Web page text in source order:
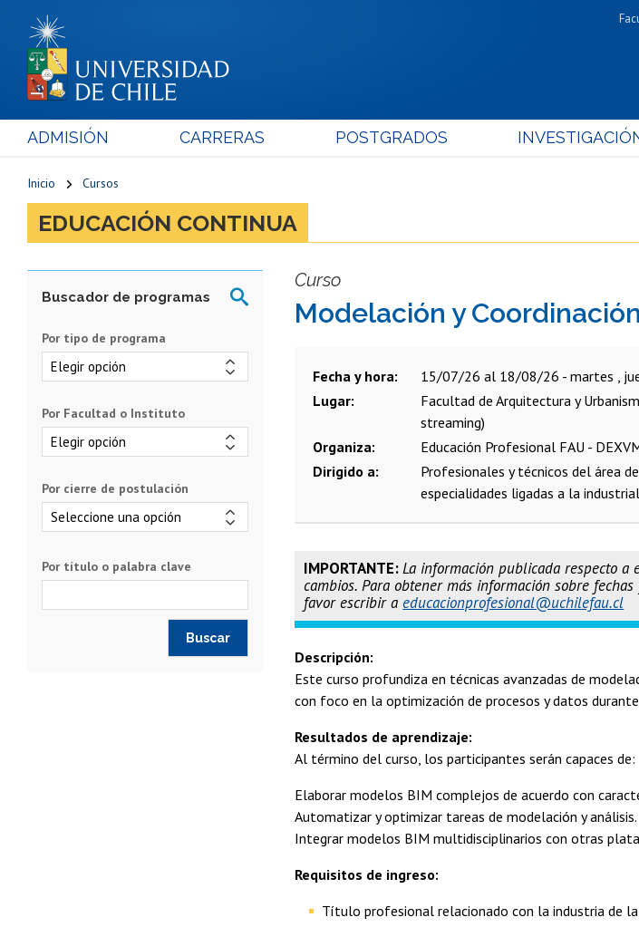
ADMISIÓN CARRERAS POSTGRADOS
Inicio Cursos
EDUCACIÓN CONTINUA
Curso
Modelación y
Fecha y hora
15/07/26 al 18/08/26 - martes ,
Lugar
Facultad de Arquitectura y
streaming)
Organiza
Educación Profesional FAU -
Dirigido a
Profesionales y técnicos del área
especialidades ligadas a la
IMPORTANTE:La información publicada respecto a
cambios. Para obtener más información sobre
favor escribir aeducacionprofesional@uchilefau.cl
Descripción:
Este curso profundiza en técnicas avanzadas de
con foco en la optimización de procesos y datos
Resultados de aprendizaje:
Al término del curso, los participantes serán capaces de:
Elaborar modelos BIM complejos de acuerdo con
Automatizar y optimizar tareas de modelación y análisis.
Integrar modelos BIM multidisciplinarios con otras
Requisitos de ingreso:
Título profesional relacionado con la industria de
Por tipo de programa
Por Facultad o Instituto
Por cierre de postulación
Por título o palabra clave